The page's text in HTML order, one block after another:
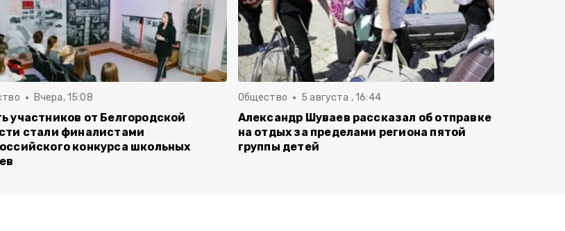
Вчера, 15:08
участников от Белгородской
стали финалистами
конкурса школьных
Общество 5 августа , 16:44
Александр Шуваев рассказал об отправке
на отдых за пределами региона пятой
группы детей